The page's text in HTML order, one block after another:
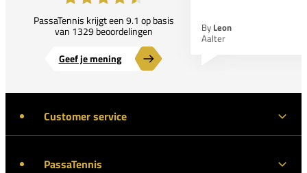
PassaTennis krijgt een 9.1 op basis
van 1329 beoordelingen
Geef je mening
By Leon
Aalter
Customer service
PassaTennis